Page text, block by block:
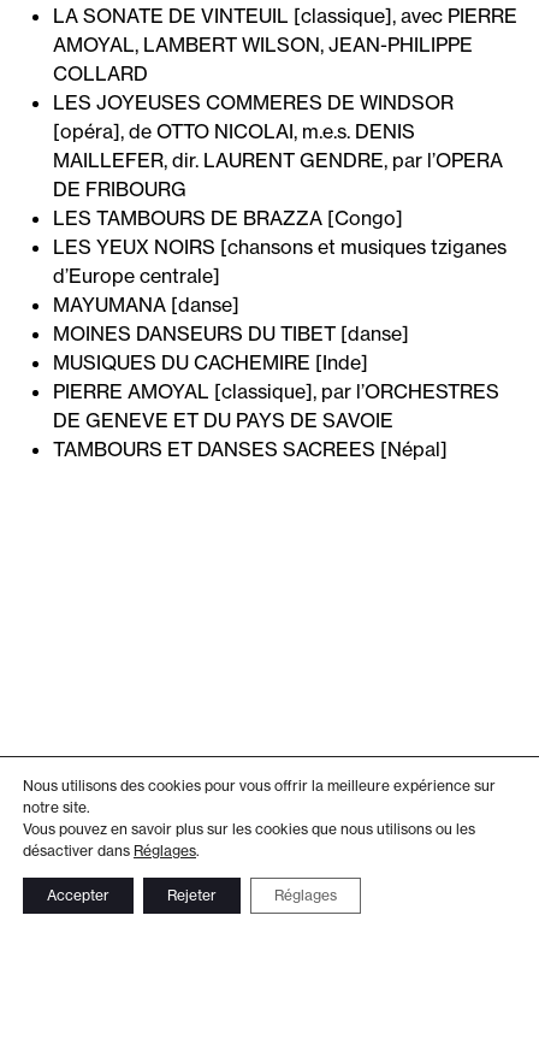
LA SONATE DE VINTEUIL [classique], avec PIERRE
AMOYAL, LAMBERT WILSON, JEAN-PHILIPPE
COLLARD
LES JOYEUSES COMMERES DE WINDSOR
[opéra], de OTTO NICOLAI, m.e.s. DENIS
MAILLEFER, dir. LAURENT GENDRE, par l’OPERA
DE FRIBOURG
LES TAMBOURS DE BRAZZA [Congo]
LES YEUX NOIRS [chansons et musiques tziganes
d’Europe centrale]
MAYUMANA [danse]
MOINES DANSEURS DU TIBET [danse]
MUSIQUES DU CACHEMIRE [Inde]
PIERRE AMOYAL [classique], par l’ORCHESTRES
DE GENEVE ET DU PAYS DE SAVOIE
TAMBOURS ET DANSES SACREES [Népal]
Nous utilisons des cookies pour vous offrir la meilleure expérience sur
notre site.
Vous pouvez en savoir plus sur les cookies que nous utilisons ou les
désactiver dans Réglages.
Accepter Rejeter Réglages